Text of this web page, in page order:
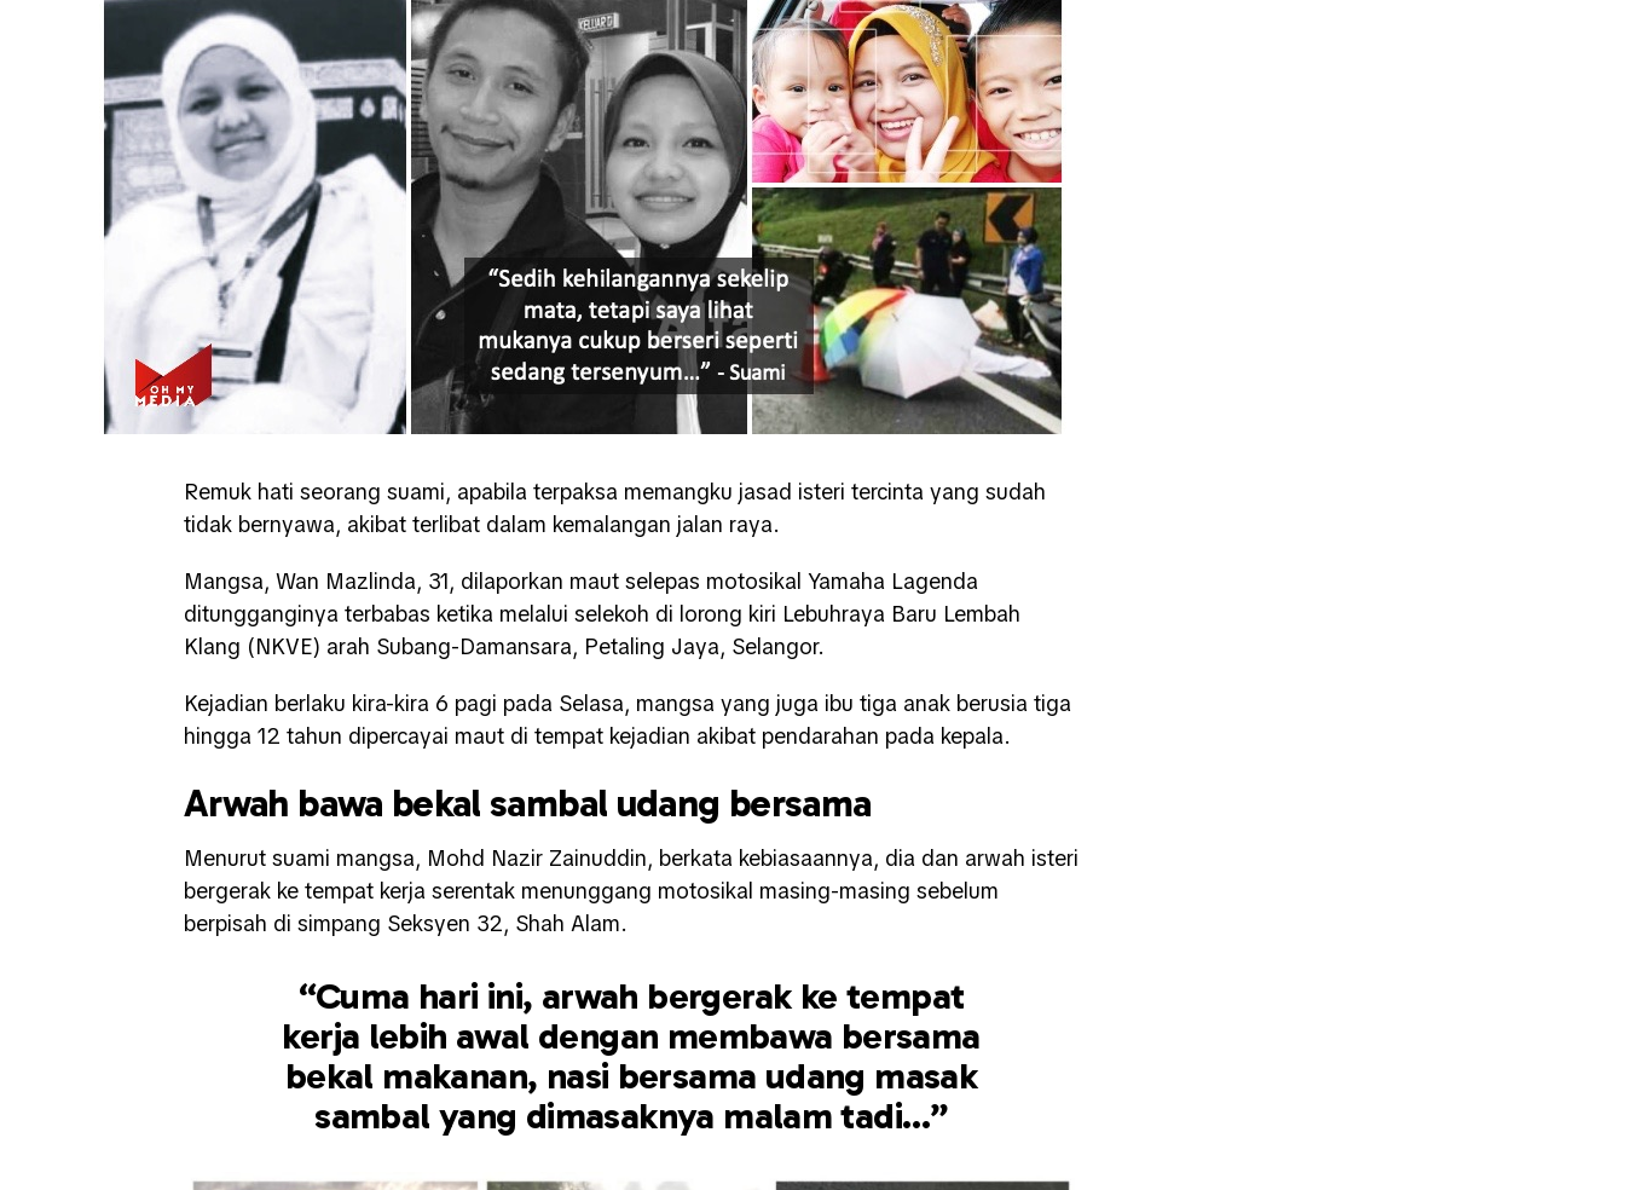
Remuk hati seorang suami, apabila terpaksa memangku jasad isteri tercinta yang sudah
tidak bernyawa, akibat terlibat dalam kemalangan jalan raya.
Mangsa, Wan Mazlinda, 31, dilaporkan maut selepas motosikal Yamaha Lagenda
ditungganginya terbabas ketika melalui selekoh di lorong kiri Lebuhraya Baru Lembah
Klang (NKVE) arah Subang-Damansara, Petaling Jaya, Selangor.
Kejadian berlaku kira-kira 6 pagi pada Selasa, mangsa yang juga ibu tiga anak berusia tiga
hingga 12 tahun dipercayai maut di tempat kejadian akibat pendarahan pada kepala.
Arwah bawa bekal sambal udang bersama
Menurut suami mangsa, Mohd Nazir Zainuddin, berkata kebiasaannya, dia dan arwah isteri
bergerak ke tempat kerja serentak menunggang motosikal masing-masing sebelum
berpisah di simpang Seksyen 32, Shah Alam.
“Cuma hari ini, arwah bergerak ke tempat
kerja lebih awal dengan membawa bersama
bekal makanan, nasi bersama udang masak
sambal yang dimasaknya malam tadi…”